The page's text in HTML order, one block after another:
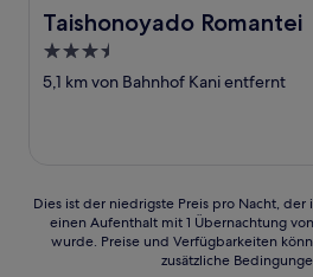
Taishonoyado Romantei
Taishonoyado Romantei
3.5-
Sterne-
5,1 km von Bahnhof Kani entfernt
Dies
der
Dies ist der niedrigste Preis pro Nacht,
einen Aufenthalt mit 1 Übernachtung
wurde. Preise und Verfügbarkeiten
zusätzliche